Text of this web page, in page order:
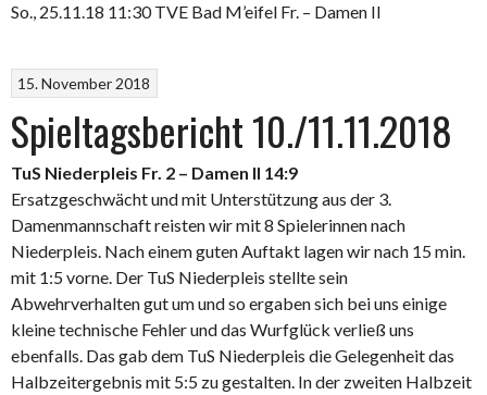
So., 25.11.18 11:30 TVE Bad M’eifel Fr. – Damen II
15. November 2018
Spieltagsbericht 10./11.11.2018
TuS Niederpleis Fr. 2 – Damen II 14:9
Ersatzgeschwächt und mit Unterstützung aus der 3.
Damenmannschaft reisten wir mit 8 Spielerinnen nach
Niederpleis. Nach einem guten Auftakt lagen wir nach 15 min.
mit 1:5 vorne. Der TuS Niederpleis stellte sein
Abwehrverhalten gut um und so ergaben sich bei uns einige
kleine technische Fehler und das Wurfglück verließ uns
ebenfalls. Das gab dem TuS Niederpleis die Gelegenheit das
Halbzeitergebnis mit 5:5 zu gestalten. In der zweiten Halbzeit